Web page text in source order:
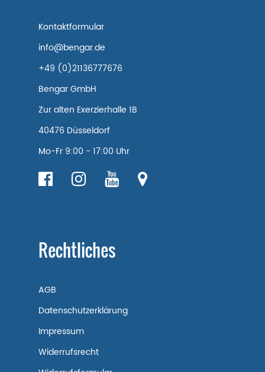
Kontaktformular
info@bengar.de
+49 (0)21136777676
Bengar GmbH
Zur alten Exerzierhalle 1B
40476 Düsseldorf
Mo-Fr 9:00 - 17:00 Uhr
Rechtliches
AGB
Datenschutzerklärung
Impressum
Widerrufsrecht